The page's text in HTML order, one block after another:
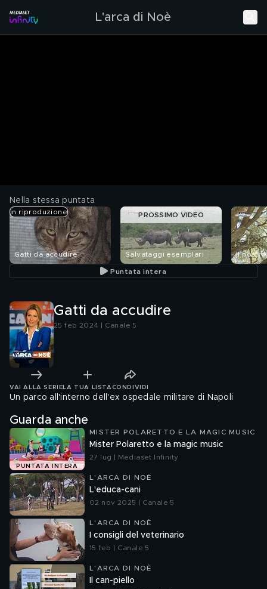
L'arca di Noè
Nella stessa puntata
in riproduzione
Gatti da accudire Salvataggi esemplari
PROSSIMO VIDEO
Il
Puntata intera
Gatti da accudire
25 feb 2024 | Canale 5
VAI ALLA SERIE LA TUA LISTA CONDIVIDI
Un parco all'interno dell'ex ospedale militare di Napoli
Guarda anche
PUNTATA INTERA
MISTER POLARETTO E LA MAGIC MUSIC
Mister Polaretto e la magic music
27 lug | Mediaset Infinity
L'ARCA DI NOÈ
L'educa-cani
02 nov 2025 | Canale 5
L'ARCA DI NOÈ
I consigli del veterinario
15 feb | Canale 5
L'ARCA DI NOÈ
Il can-piello